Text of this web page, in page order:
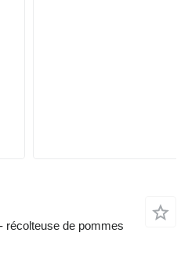
récolteuse de pommes